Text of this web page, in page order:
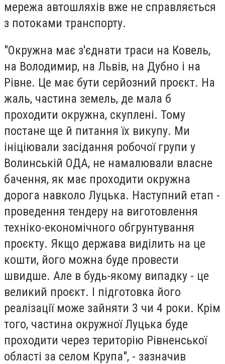
мережа автошляхів вже не справляється
з потоками транспорту.
"Окружна має з'єднати траси на Ковель,
на Володимир, на Львів, на Дубно і на
Рівне. Це має бути серйозний проєкт. На
жаль, частина земель, де мала б
проходити окружна, скуплені. Тому
постане ще й питання їх викупу. Ми
ініціювали засідання робочої групи у
Волинській ОДА, не намалювали власне
бачення, як має проходити окружна
дорога навколо Луцька. Наступний етап -
проведення тендеру на виготовлення
техніко-економічного обгрунтування
проєкту. Якщо держава виділить на це
кошти, його можна буде провести
швидше. Але в будь-якому випадку - це
великий проєкт. І підготовка його
реалізації може зайняти 3 чи 4 роки. Крім
того, частина окружної Луцька буде
проходити через територію Рівненської
області за селом Крупа", - зазначив